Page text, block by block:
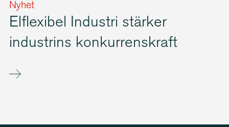
Nyhet
Elflexibel Industri stärker
industrins konkur­rens­kraft